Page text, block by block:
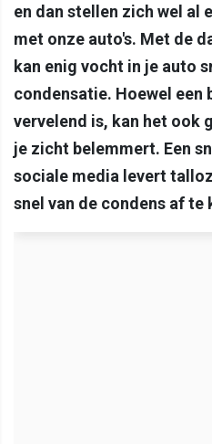
en dan stellen zich wel al
met onze auto's. Met de
kan enig vocht in je auto
condensatie. Hoewel een
vervelend is, kan het ook
je zicht belemmert. Een
sociale media levert
snel van de condens af te